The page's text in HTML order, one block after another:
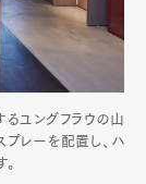
るユングフラウの山
プレーを配置し、ハ